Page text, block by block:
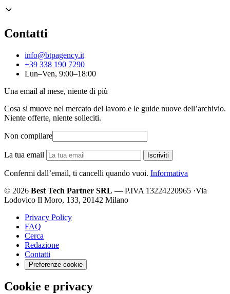
Contatti
info@btpagency.it
+39 338 190 7290
Lun–Ven, 9:00–18:00
Una email al mese, niente di più
Cosa si muove nel mercato del lavoro e le guide nuove dell’archivio.
Niente offerte, niente solleciti.
Non compilare
La tua email Iscriviti
Confermi dall’email, ti cancelli quando vuoi. Informativa
© 2026 Best Tech Partner SRL — P.IVA 13224220965 ·Via
Lodovico Il Moro, 133, 20142 Milano
Privacy Policy
FAQ
Cerca
Redazione
Contatti
Preferenze cookie
Cookie e privacy